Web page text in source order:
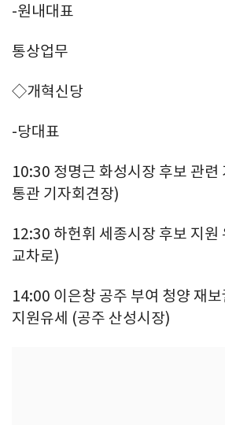
-원내대표
통상업무
◇개혁신당
-당대표
10:30 정명근 화성시장 후보 관련
통관 기자회견장)
12:30 하헌휘 세종시장 후보 지원
교차로)
14:00 이은창 공주 부여 청양 재
지원유세 (공주 산성시장)